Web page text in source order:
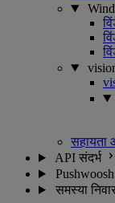
सहायता
API संदर्भ
समस्या